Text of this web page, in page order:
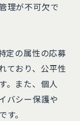
理が不可欠で
定の属性の応募
ており、公平性
。また、個人
バシー保護や
。